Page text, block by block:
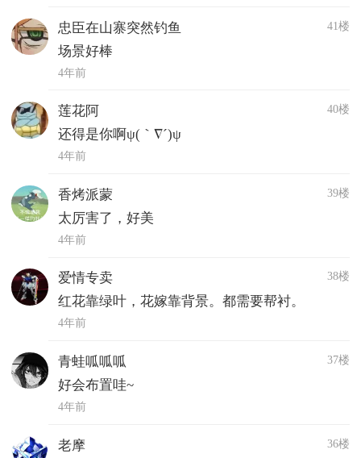
忠臣在山寨突然钓鱼 41楼
场景好棒
4年前
莲花阿 40楼
还得是你啊ψ(｀∇´)ψ
4年前
香烤派蒙 39楼
太厉害了，好美
4年前
爱情专卖 38楼
红花靠绿叶，花嫁靠背景。都需要帮衬。
4年前
青蛙呱呱呱 37楼
好会布置哇~
4年前
老摩 36楼